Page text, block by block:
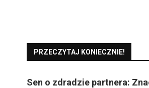
PRZECZYTAJ KONIECZNIE!
Sen o zdradzie partnera: